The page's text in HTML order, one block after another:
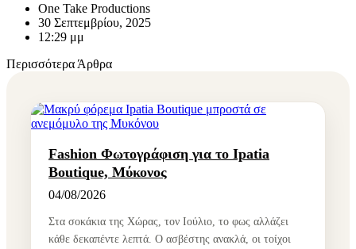
One Take Productions
30 Σεπτεμβρίου, 2025
12:29 μμ
Περισσότερα Άρθρα
Fashion Φωτογράφιση για το Ipatia
Boutique, Μύκονος
04/08/2026
Στα σοκάκια της Χώρας, τον Ιούλιο, το φως αλλάζει
κάθε δεκαπέντε λεπτά. Ο ασβέστης ανακλά, οι τοίχοι